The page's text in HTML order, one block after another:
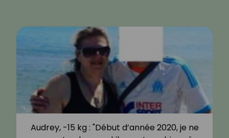
Audrey, -15 kg : "Début d’année 2020, je ne